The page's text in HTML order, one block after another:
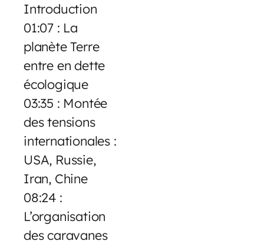
Introduction
01:07 : La
planète Terre
entre en dette
écologique
03:35 : Montée
des tensions
internationales :
USA, Russie,
Iran, Chine
08:24 :
L’organisation
des caravanes